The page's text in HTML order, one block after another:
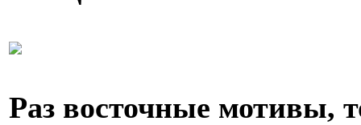
Раз восточные мотивы,